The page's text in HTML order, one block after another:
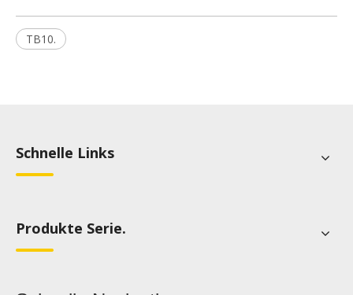
TB10.
Schnelle Links
Produkte Serie.